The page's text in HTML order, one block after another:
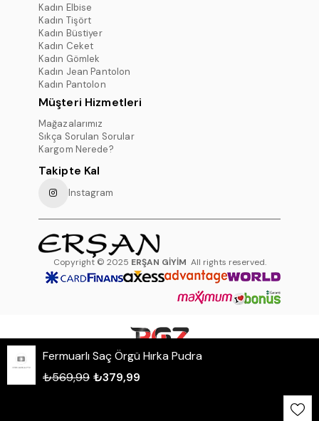
Kadın Elbise
Kadın Tişört
Kadın Büstiyer
Kadın Ceket
Kadın Gömlek
Kadın Jean Pantolon
Kadın Pantolon
Müşteri Hizmetleri
Mağazalarımız
Sıkça Sorulan Sorular
Kargom Nerede?
Takipte Kal
Instagram
Copyright © 2025 ERŞAN GİYİM All rights reserved.
WHATSAPP DESTEK HATTI
Fermuarlı Saç Örgü Hırka Pudra
₺569,99 ₺379,99